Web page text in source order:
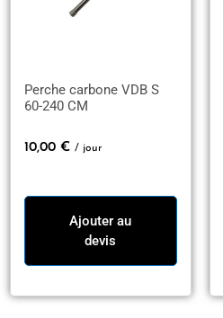
Perche carbone VDB S
60-240 CM
10,00 € / jour
Ajouter au
devis